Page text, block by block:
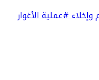
#عملية الأغوار